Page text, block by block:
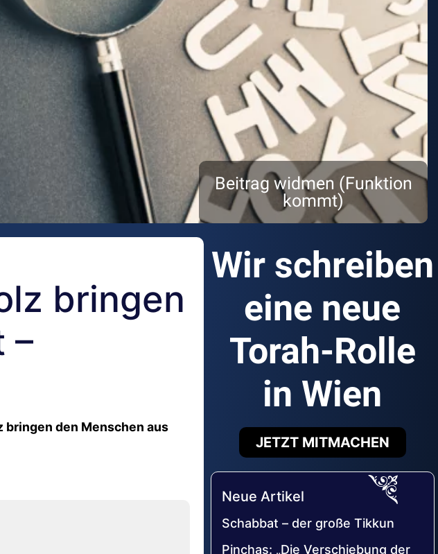
Beitrag widmen (Funktion
kommt)
bringen
–
bringen den Menschen aus
Wir schreiben
eine neue
Torah-Rolle
in Wien
JETZT MITMACHEN
Neue Artikel
Schabbat – der große Tikkun
Pinchas: „Die Verschiebung der